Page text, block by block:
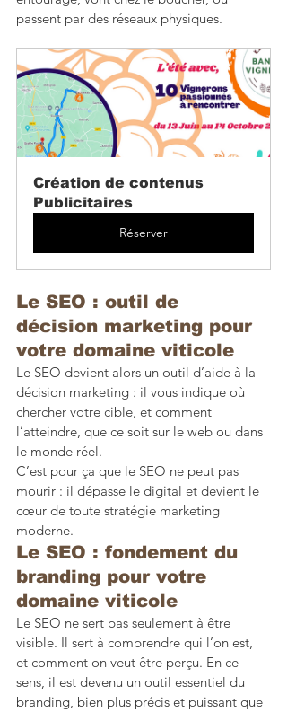
passent par des réseaux physiques.
Création de contenus
Publicitaires
Réserver
Le SEO : outil de
décision marketing pour
votre domaine viticole
Le SEO devient alors un outil d’aide à la
décision marketing : il vous indique où
chercher votre cible, et comment
l’atteindre, que ce soit sur le web ou dans
le monde réel.
C’est pour ça que le SEO ne peut pas
mourir : il dépasse le digital et devient le
cœur de toute stratégie marketing
moderne.
Le SEO : fondement du
branding pour votre
domaine viticole
Le SEO ne sert pas seulement à être
visible. Il sert à comprendre qui l’on est,
et comment on veut être perçu. En ce
sens, il est devenu un outil essentiel du
branding, bien plus précis et puissant que